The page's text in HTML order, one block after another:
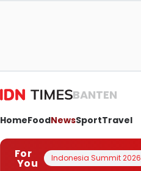
BANTEN
HomeFoodNewsSportTravel
For
You Indonesia Summit 2026